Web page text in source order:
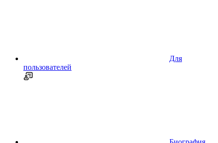
Для
пользователей